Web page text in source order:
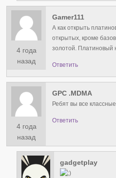
4 года
назад
Gamer111
А как открыть
открытых, кроме
золотой. Платиновый
Ответить
4 года
назад
GPC .MDMA
Ребят вы все
Ответить
gadgetplay